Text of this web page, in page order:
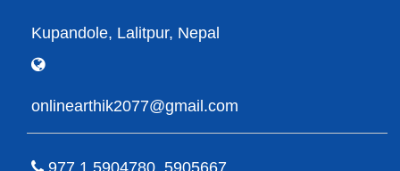
Kupandole, Lalitpur, Nepal
onlinearthik2077@gmail.com